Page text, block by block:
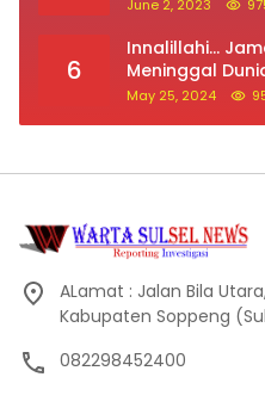
082298452400